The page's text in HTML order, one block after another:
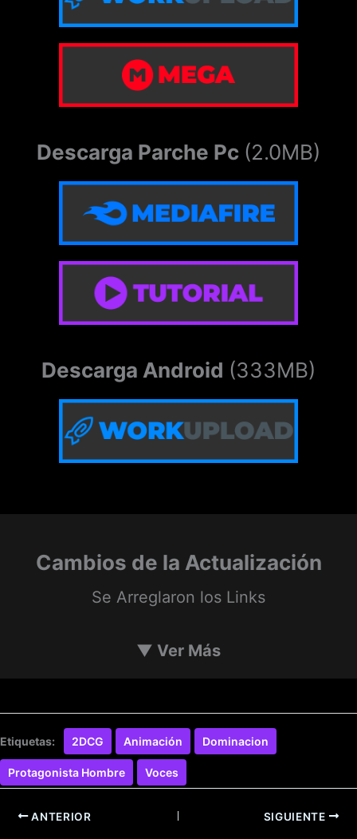
Descarga Parche Pc (2.0MB)
Descarga Android (333MB)
Cambios de la Actualización
Se Arreglaron los Links
▼ Ver Más
Etiquetas: 2DCG Animación Dominacion
Protagonista Hombre Voces
ANTERIOR SIGUIENTE